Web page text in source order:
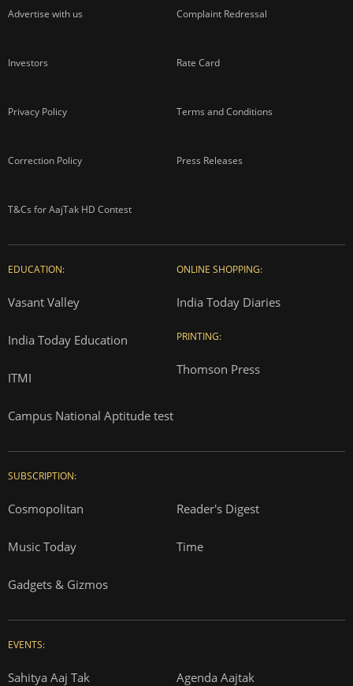
Advertise with us Complaint Redressal
Investors Rate Card
Privacy Policy Terms and Conditions
Correction Policy Press Releases
T&Cs for AajTak HD Contest
EDUCATION:
Vasant Valley
India Today Education
ITMI
Campus National Aptitude test
ONLINE SHOPPING:
India Today Diaries
PRINTING:
Thomson Press
SUBSCRIPTION:
Cosmopolitan Reader's Digest
Music Today Time
Gadgets & Gizmos
EVENTS:
Sahitya Aaj Tak Agenda Aajtak